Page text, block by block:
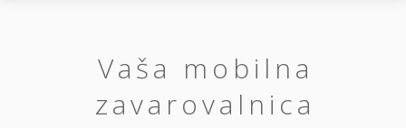
Vaša mobilna
zavarovalnica